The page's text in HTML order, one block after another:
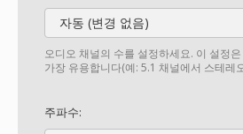
자동 (변경 없음)
오디오 채널의 수를 설정하세요. 이 설정
가장 유용합니다(예: 5.1 채널에서 스테레
주파수: